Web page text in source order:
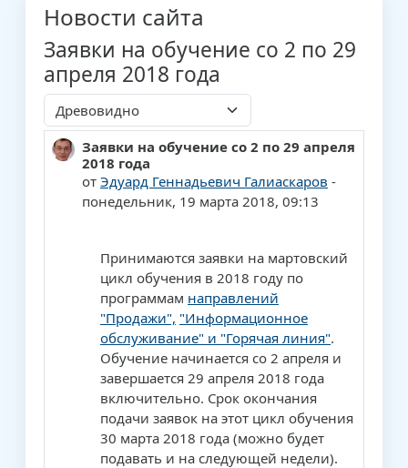
Новости сайта
Заявки на обучение со 2 по 29
апреля 2018 года
Режим отображения
Заявки на обучение со 2 по 29 апреля
2018 года
от Эдуард Геннадьевич Галиаскаров -
понедельник, 19 марта 2018, 09:13
Количество ответов: 0
Принимаются заявки на мартовский
цикл обучения в 2018 году по
программам направлений
"Продажи", "Информационное
обслуживание" и "Горячая линия".
Обучение начинается со 2 апреля и
завершается 29 апреля 2018 года
включительно. Срок окончания
подачи заявок на этот цикл обучения
30 марта 2018 года (можно будет
подавать и на следующей недели).